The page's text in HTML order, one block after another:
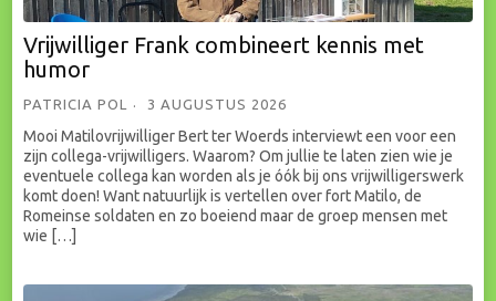
Vrijwilliger Frank combineert kennis met
humor
PATRICIA POL 3 AUGUSTUS 2026
Mooi Matilovrijwilliger Bert ter Woerds interviewt een voor een
zijn collega-vrijwilligers. Waarom? Om jullie te laten zien wie je
eventuele collega kan worden als je óók bij ons vrijwilligerswerk
komt doen! Want natuurlijk is vertellen over fort Matilo, de
Romeinse soldaten en zo boeiend maar de groep mensen met
wie […]